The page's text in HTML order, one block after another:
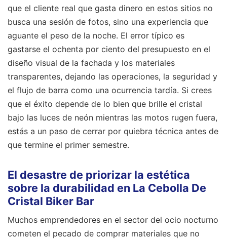
que el cliente real que gasta dinero en estos sitios no
busca una sesión de fotos, sino una experiencia que
aguante el peso de la noche. El error típico es
gastarse el ochenta por ciento del presupuesto en el
diseño visual de la fachada y los materiales
transparentes, dejando las operaciones, la seguridad y
el flujo de barra como una ocurrencia tardía. Si crees
que el éxito depende de lo bien que brille el cristal
bajo las luces de neón mientras las motos rugen fuera,
estás a un paso de cerrar por quiebra técnica antes de
que termine el primer semestre.
El desastre de priorizar la estética
sobre la durabilidad en La Cebolla De
Cristal Biker Bar
Muchos emprendedores en el sector del ocio nocturno
cometen el pecado de comprar materiales que no